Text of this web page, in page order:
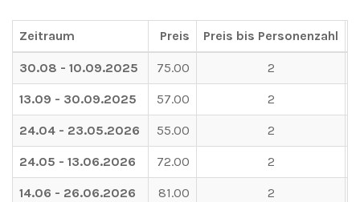
Zeitraum Preis Preis bis Personenzahl
30.08 - 10.09.2025 75.00 2
13.09 - 30.09.2025 57.00 2
24.04 - 23.05.2026 55.00 2
24.05 - 13.06.2026 72.00 2
14.06 - 26.06.2026 81.00 2